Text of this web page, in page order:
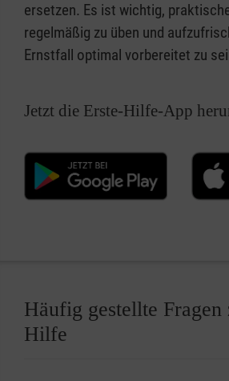
ersetzen. Es ist wichtig,
regelmäßig zu üben und
Ernstfall optimal vorbereitet zu
Jetzt die Erste-Hilfe-App
Häufig gestellte Fragen
Hilfe